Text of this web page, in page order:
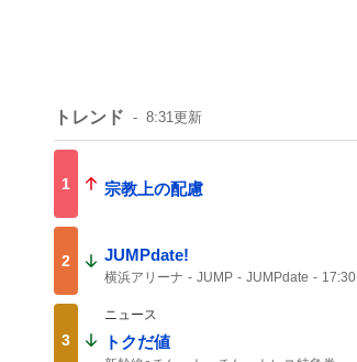
トレンド 8:31更新
1 宗教上の配慮
2 JUMPdate!
横浜アリーナ JUMP JUMPdate
17:30
3
ニュース
トクだ値